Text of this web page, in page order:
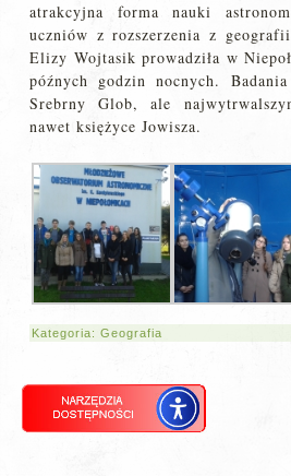
atrakcyjna forma nauki
uczniów z rozszerzenia z
Elizy Wojtasik prowadziła w
późnych godzin nocnych.
Srebrny Glob, ale
nawet księżyce Jowisza.
Kategoria:Geografia